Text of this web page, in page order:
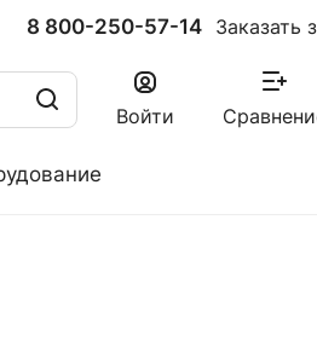
8 800-250-57-14 Заказать
Войти